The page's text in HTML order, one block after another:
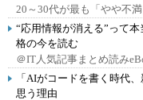
20～30代が最も「やや不満
“応用情報が消える”って
格の今を読む
＠IT人気記事まとめ読み
「AIがコードを書く時代
思う理由